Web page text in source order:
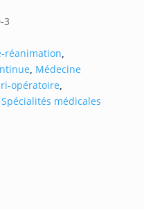
3
réanimation
Médecine
opératoire
,Spécialités médicales